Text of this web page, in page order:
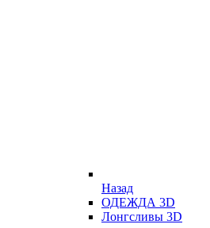
Назад
ОДЕЖДА 3D
Лонгсливы 3D